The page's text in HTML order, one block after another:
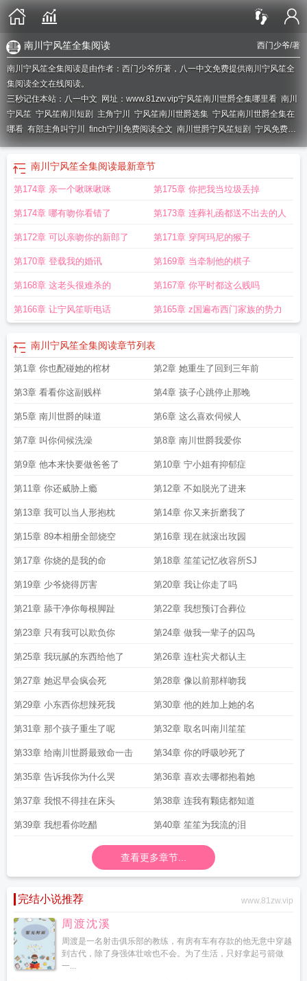
西门少爷/著
南川宁风笙全集阅读
南川宁风笙全集阅读是由作者：西门少爷所著，八一中文免费提供南川宁风笙全
集阅读全文在线阅读。
三秒记住本站：八一中文 网址：www.81zw.vip宁风笙南川世爵全集哪里看 南川
宁风笙 宁风笙南川短剧 主角宁川 宁风笙南川世爵选集 宁风笙南川世爵全集在
哪看 有部主角叫宁川 finch宁川免费阅读全文 南川世爵宁风笙短剧 宁风免费全
文阅读男主角宁川的
南川宁风笙全集阅读最新章节
第174章 亲一个啾咪啾咪 第175章 你把我当垃圾丢掉
第174章 哪有吻你看错了 第173章 连葬礼函都送不出去的人
第172章 可以亲吻你的新郎了 第171章 穿阿玛尼的猴子
第170章 登载我的婚讯 第169章 当牵制他的棋子
第168章 这老头很难杀的 第167章 你平时都这么贱吗
第166章 让宁风笙听电话 第165章 z国遍布西门家族的势力
南川宁风笙全集阅读章节列表
第1章 你也配碰她的棺材 第2章 她重生了回到三年前
第3章 看看你这副贱样 第4章 孩子心跳停止那晚
第5章 南川世爵的味道 第6章 这么喜欢伺候人
第7章 叫你伺候洗澡 第8章 南川世爵我爱你
第9章 他本来快要做爸爸了 第10章 宁小姐有抑郁症
第11章 你还威胁上瘾 第12章 不如脱光了进来
第13章 我可以当人形抱枕 第14章 你又来折磨我了
第15章 89本相册全部烧空 第16章 现在就滚出玫园
第17章 你烧的是我的命 第18章 笙笙记忆收容所SJ
第19章 少爷烧得厉害 第20章 我让你走了吗
第21章 舔干净你每根脚趾 第22章 我想预订合葬位
第23章 只有我可以欺负你 第24章 做我一辈子的囚鸟
第25章 我玩腻的东西给他了 第26章 连杜宾犬都认主
第27章 她迟早会疯会死 第28章 像以前那样吻我
第29章 小东西你想辣死我 第30章 他的姓加上她的名
第31章 那个孩子重生了呢 第32章 取名叫南川笙笙
第33章 给南川世爵最致命一击 第34章 你的呼吸吵死了
第35章 告诉我你为什么哭 第36章 喜欢去哪都抱着她
第37章 我恨不得挂在床头 第38章 连我有颗痣都知道
第39章 我想看你吃醋 第40章 笙笙为我流的泪
查看更多章节...
完结小说推荐 www.81zw.vip
周渡沈溪
周渡是一名射击俱乐部的教练，有房有车有存款的他无意中穿越
到古代，除了身强体壮啥也不会。为了生活，只好拿起弓箭做
一...